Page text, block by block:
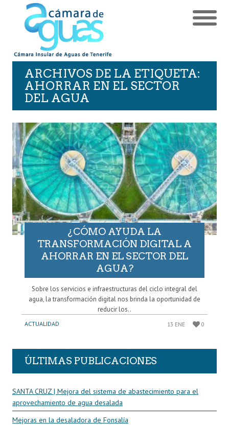
ARCHIVOS DE LA ETIQUETA:
AHORRAR EN EL SECTOR
DEL AGUA
¿CÓMO AYUDA LA
TRANSFORMACIÓN DIGITAL A
AHORRAR EN EL SECTOR DEL
AGUA?
Sobre los servicios e infraestructuras del ciclo integral del
agua, la transformación digital nos brinda la oportunidad de
reducir los..
ACTUALIDAD 13 ENE 0
ÚLTIMAS PUBLICACIONES
SANTA CRUZ | Mejora del sistema de abastecimiento para el
aprovechamiento de agua desalada
Mejoras en la desaladora de Fonsalía